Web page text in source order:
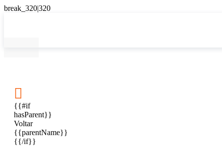

{{#if
hasParent}}
Voltar
{{parentName}}
{{/if}}